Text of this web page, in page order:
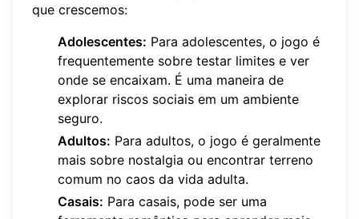
que crescemos:
Adolescentes: Para adolescentes, o jogo é
frequentemente sobre testar limites e ver
onde se encaixam. É uma maneira de
explorar riscos sociais em um ambiente
seguro.
Adultos: Para adultos, o jogo é geralmente
mais sobre nostalgia ou encontrar terreno
comum no caos da vida adulta.
Casais: Para casais, pode ser uma